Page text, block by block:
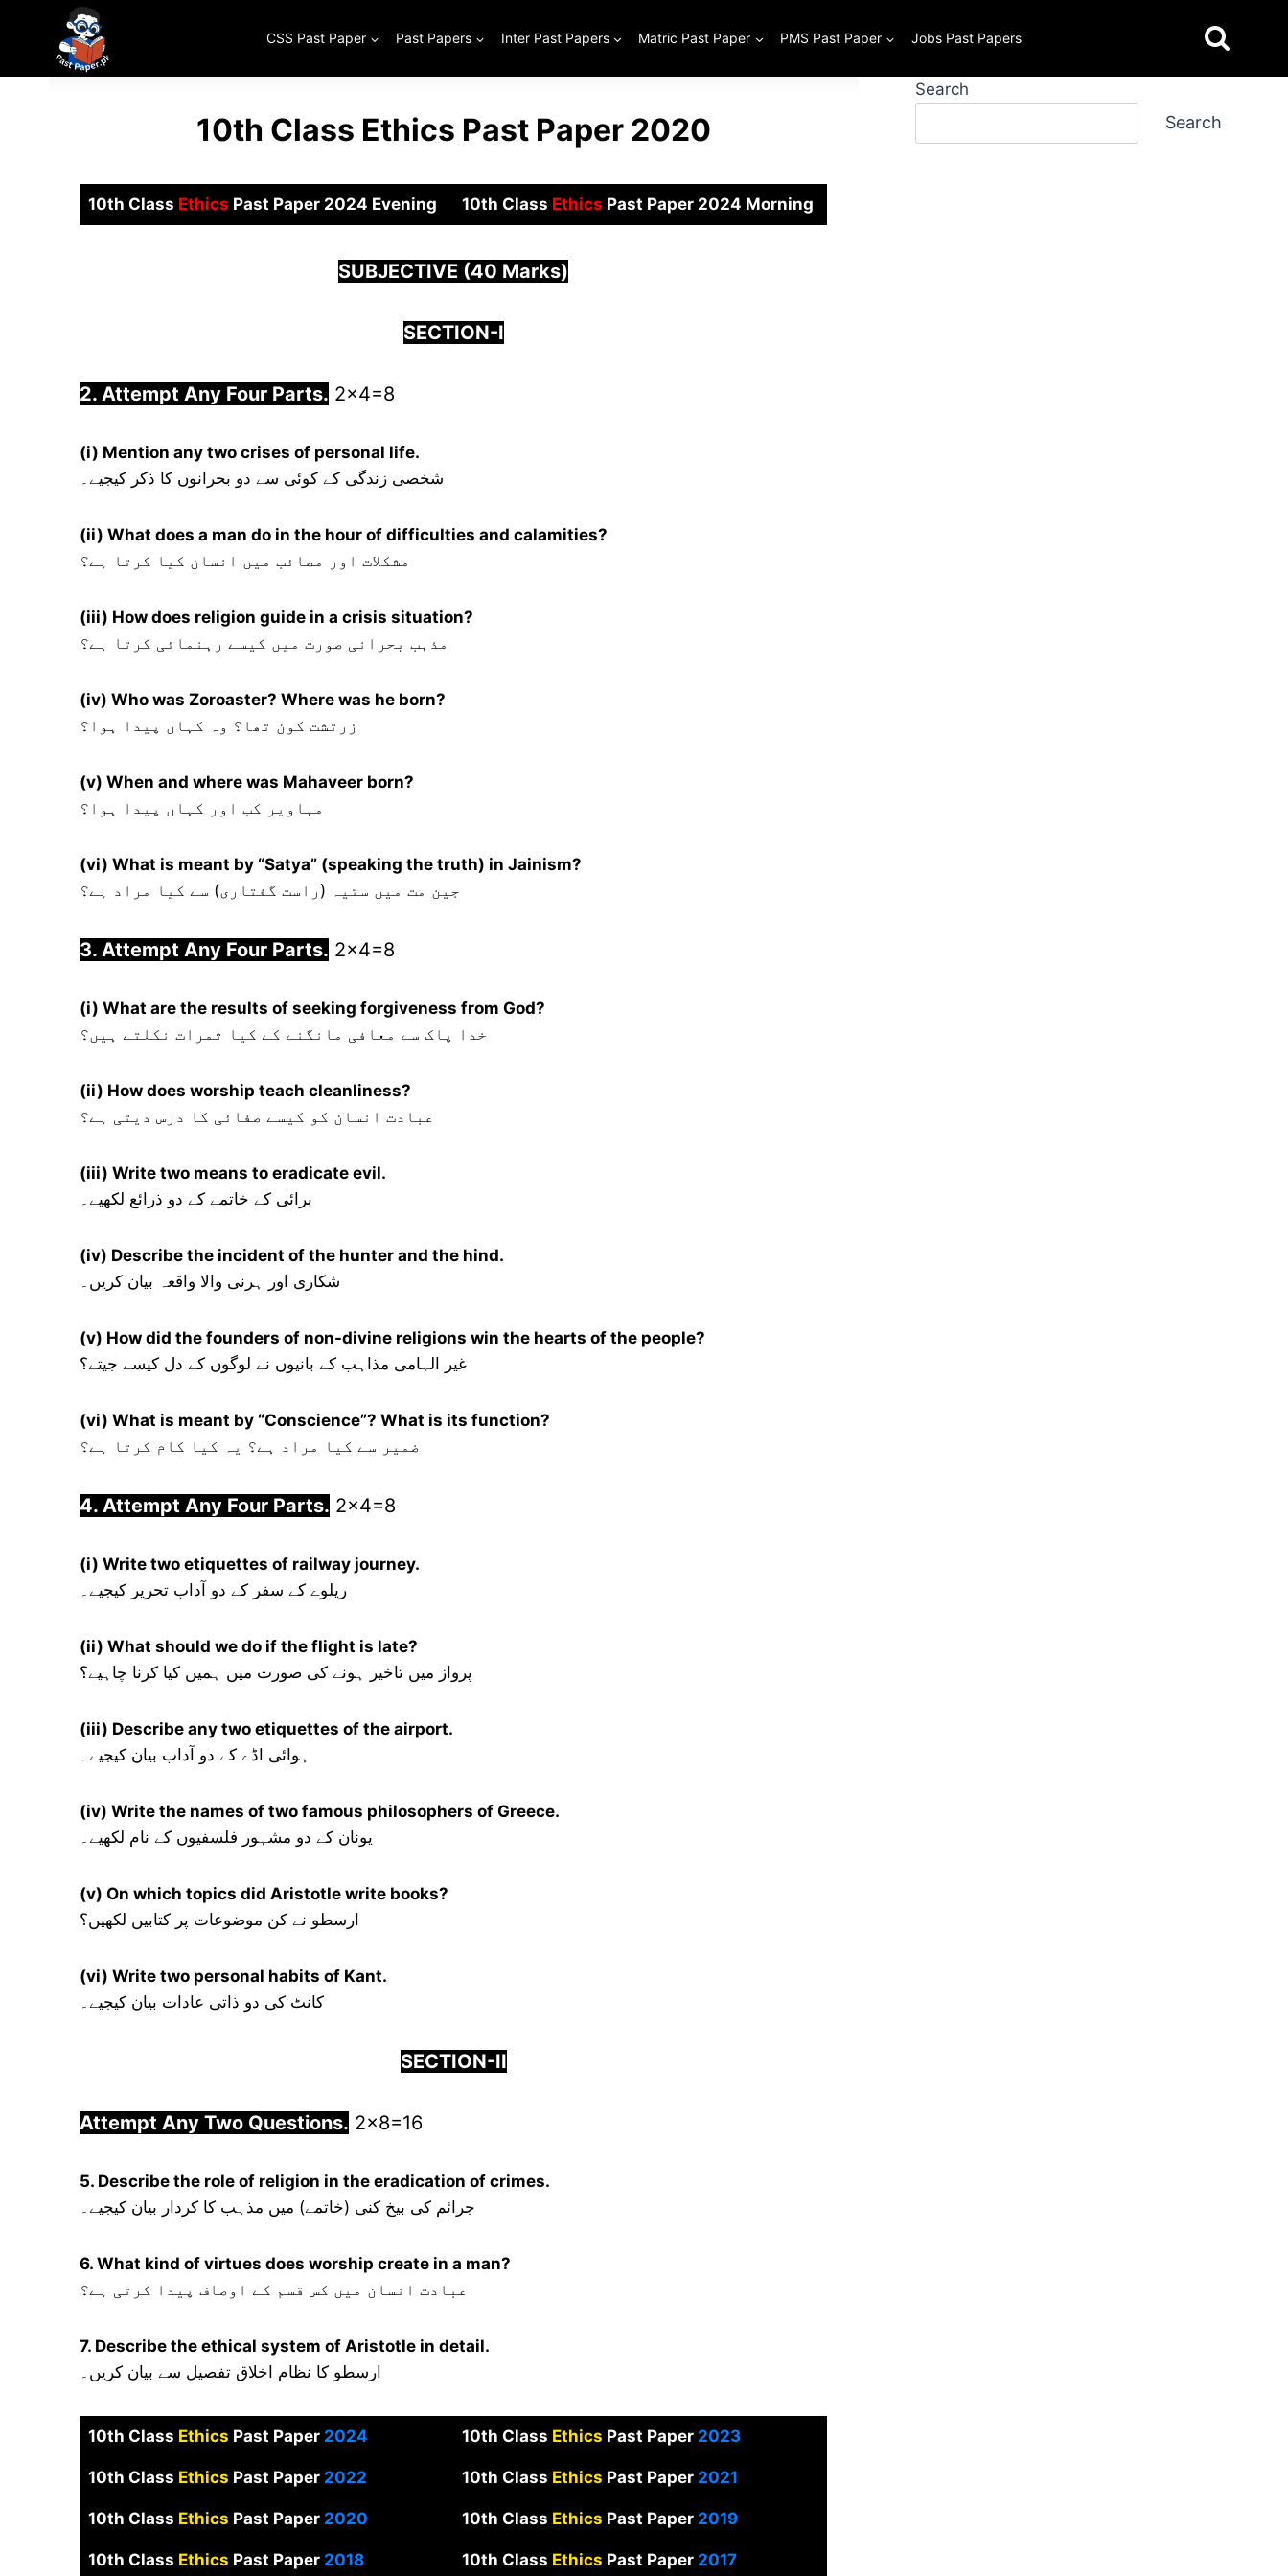
content
CSS Past Paper Past Papers Inter Past Papers Matric Past Paper PMS Past Paper Jobs Past Papers
10th Class Ethics Past Paper 2020
10th Class Ethics Past Paper 2024 Evening 10th Class Ethics Past Paper 2024 Morning
SUBJECTIVE (40 Marks)
SECTION-I
2. Attempt Any Four Parts. 2×4=8
(i) Mention any two crises of personal life.
شخصی زندگی کے کوئی سے دو بحرانوں کا ذکر کیجیے۔
(ii) What does a man do in the hour of difficulties and calamities?
مشکلات اور مصائب میں انسان کیا کرتا ہے؟
(iii) How does religion guide in a crisis situation?
مذہب بحرانی صورت میں کیسے رہنمائی کرتا ہے؟
(iv) Who was Zoroaster? Where was he born?
زرتشت کون تھا؟ وہ کہاں پیدا ہوا؟
(v) When and where was Mahaveer born?
مہاویر کب اور کہاں پیدا ہوا؟
(vi) What is meant by “Satya” (speaking the truth) in Jainism?
جین مت میں ستیہ (راست گفتاری) سے کیا مراد ہے؟
3. Attempt Any Four Parts. 2×4=8
(i) What are the results of seeking forgiveness from God?
خدا پاک سے معافی مانگنے کے کیا ثمرات نکلتے ہیں؟
(ii) How does worship teach cleanliness?
عبادت انسان کو کیسے صفائی کا درس دیتی ہے؟
(iii) Write two means to eradicate evil.
برائی کے خاتمے کے دو ذرائع لکھیے۔
(iv) Describe the incident of the hunter and the hind.
شکاری اور ہرنی والا واقعہ بیان کریں۔
(v) How did the founders of non-divine religions win the hearts of the people?
غیر الہامی مذاہب کے بانیوں نے لوگوں کے دل کیسے جیتے؟
(vi) What is meant by “Conscience”? What is its function?
ضمیر سے کیا مراد ہے؟ یہ کیا کام کرتا ہے؟
4. Attempt Any Four Parts. 2×4=8
(i) Write two etiquettes of railway journey.
ریلوے کے سفر کے دو آداب تحریر کیجیے۔
(ii) What should we do if the flight is late?
پرواز میں تاخیر ہونے کی صورت میں ہمیں کیا کرنا چاہیے؟
(iii) Describe any two etiquettes of the airport.
ہوائی اڈے کے دو آداب بیان کیجیے۔
(iv) Write the names of two famous philosophers of Greece.
یونان کے دو مشہور فلسفیوں کے نام لکھیے۔
(v) On which topics did Aristotle write books?
ارسطو نے کن موضوعات پر کتابیں لکھیں؟
(vi) Write two personal habits of Kant.
کانٹ کی دو ذاتی عادات بیان کیجیے۔
SECTION-II
Attempt Any Two Questions. 2×8=16
5. Describe the role of religion in the eradication of crimes.
جرائم کی بیخ کنی (خاتمے) میں مذہب کا کردار بیان کیجیے۔
6. What kind of virtues does worship create in a man?
عبادت انسان میں کس قسم کے اوصاف پیدا کرتی ہے؟
7. Describe the ethical system of Aristotle in detail.
ارسطو کا نظام اخلاق تفصیل سے بیان کریں۔
10th Class Ethics Past Paper2024 10th Class Ethics Past Paper2023
10th Class Ethics Past Paper 2022 10th Class Ethics Past Paper 2021
10th Class Ethics Past Paper2020 10th Class Ethics Past Paper 2019
10th Class Ethics Past Paper2018 10th Class Ethics Past Paper2017
Search
Search